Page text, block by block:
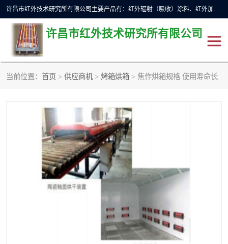
许昌市红外技术研究所有限公司主要产品有：红外辐射（吸收）涂料、红外加热元件、红外辐射加热模块（板）、红外辐射加热炉（箱）、快速红外辐射加热器、系列高端红外加热实验设备、系列红外加热控制器等。
许昌市红外技术研究所有限公司
当前位置： 首页 > 供应商机 > 烤箱烘箱 > 焦作烘箱规格 使用寿命长
红外辐射涂料 红外辐射加热器
红外辐射加热模块 定制红外加热实验设备
红外加热元件 红外辐射吸收涂料
高端红外加热实验设备 电工电气
红外加热控制器
热环境试验设备